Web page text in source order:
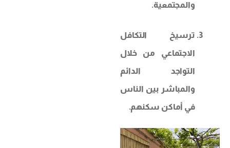
والمجتمعية.
ترسيخ التكافل
الاجتماعي من خلال
التواجد الدائم
والمباشر بين الناس
في أماكن سكنهم.